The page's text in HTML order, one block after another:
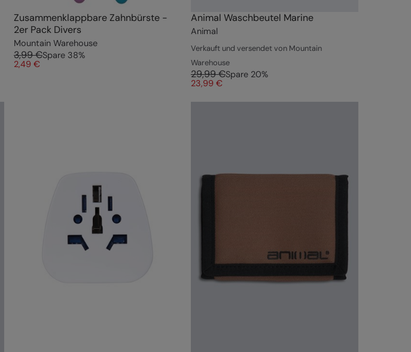
Zusammenklappbare Zahnbürste -
2er Pack Divers
Mountain Warehouse
3,99 €Spare 38%
2,49 €
Animal Waschbeutel Marine
Animal
Verkauft und versendet von Mountain
Warehouse
29,99 €Spare 20%
23,99 €